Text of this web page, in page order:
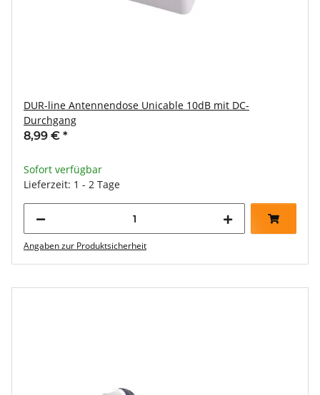
DUR-line Antennendose Unicable 10dB mit DC-
Durchgang
8,99 € *
Sofort verfügbar
Lieferzeit: 1 - 2 Tage
Angaben zur Produktsicherheit